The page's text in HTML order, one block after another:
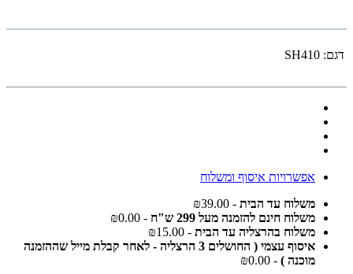
דגם: SH410
אפשרויות איסוף ומשלוח
משלוח עד הבית - ₪39.00
משלוח חינם להזמנה מעל 299 ש"ח
- ₪0.00
משלוח בהרצליה עד הבית - ₪15.00
איסוף עצמי ( החושלים 3 הרצליה - לאחר קבלת מייל שההזמנה
מוכנה ) - ₪0.00